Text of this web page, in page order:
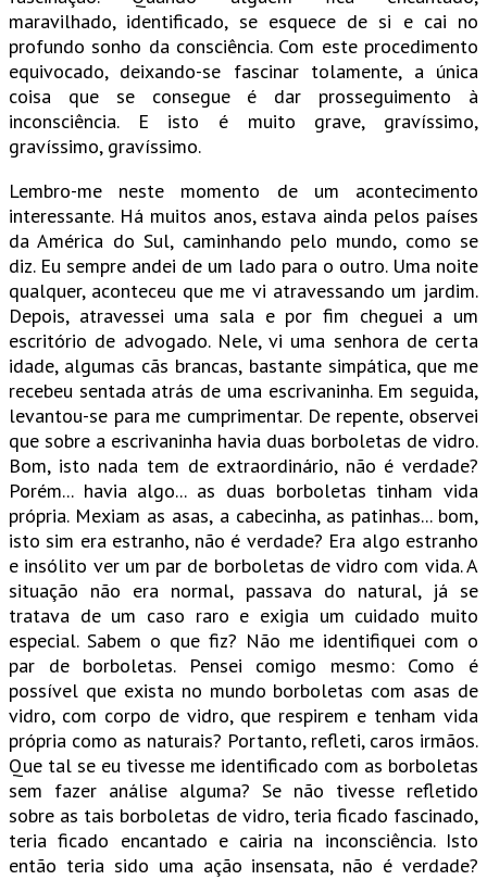
maravilhado, identificado, se esquece de si e cai no
profundo sonho da consciência. Com este procedimento
equivocado, deixando-se fascinar tolamente, a única
coisa que se consegue é dar prosseguimento à
inconsciência. E isto é muito grave, gravíssimo,
gravíssimo, gravíssimo.
Lembro-me neste momento de um acontecimento
interessante. Há muitos anos, estava ainda pelos países
da América do Sul, caminhando pelo mundo, como se
diz. Eu sempre andei de um lado para o outro. Uma noite
qualquer, aconteceu que me vi atravessando um jardim.
Depois, atravessei uma sala e por fim cheguei a um
escritório de advogado. Nele, vi uma senhora de certa
idade, algumas cãs brancas, bastante simpática, que me
recebeu sentada atrás de uma escrivaninha. Em seguida,
levantou-se para me cumprimentar. De repente, observei
que sobre a escrivaninha havia duas borboletas de vidro.
Bom, isto nada tem de extraordinário, não é verdade?
Porém... havia algo... as duas borboletas tinham vida
própria. Mexiam as asas, a cabecinha, as patinhas... bom,
isto sim era estranho, não é verdade? Era algo estranho
e insólito ver um par de borboletas de vidro com vida. A
situação não era normal, passava do natural, já se
tratava de um caso raro e exigia um cuidado muito
especial. Sabem o que fiz? Não me identifiquei com o
par de borboletas. Pensei comigo mesmo: Como é
possível que exista no mundo borboletas com asas de
vidro, com corpo de vidro, que respirem e tenham vida
própria como as naturais? Portanto, refleti, caros irmãos.
Que tal se eu tivesse me identificado com as borboletas
sem fazer análise alguma? Se não tivesse refletido
sobre as tais borboletas de vidro, teria ficado fascinado,
teria ficado encantado e cairia na inconsciência. Isto
então teria sido uma ação insensata, não é verdade?